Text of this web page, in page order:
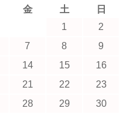
金 土 日
1
2
7 8
9
14 15
16
21 22
23
28 29
30